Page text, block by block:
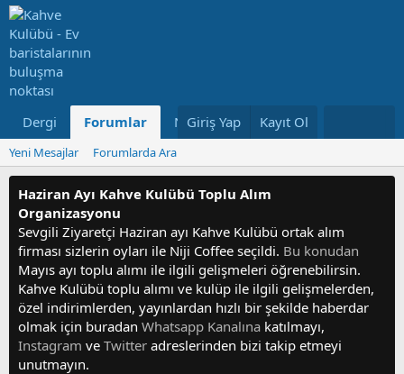
Dergi Forumlar Neler Yeni Kullanıcılar
Giriş Yap Kayıt Ol
Yeni Mesajlar Forumlarda Ara
Haziran Ayı Kahve Kulübü Toplu Alım
Organizasyonu
Sevgili Ziyaretçi Haziran ayı Kahve Kulübü ortak alım
firması sizlerin oyları ile Niji Coffee seçildi. Bu konudan
Mayıs ayı toplu alımı ile ilgili gelişmeleri öğrenebilirsin.
Kahve Kulübü toplu alımı ve kulüp ile ilgili gelişmelerden,
özel indirimlerden, yayınlardan hızlı bir şekilde haberdar
olmak için buradan Whatsapp Kanalına katılmayı,
Instagram ve Twitter adreslerinden bizi takip etmeyi
unutmayın.